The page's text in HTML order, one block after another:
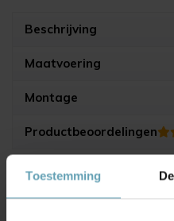
Toestemming
Beschrijving
Maatvoering
Montage
Productbeoordelingen